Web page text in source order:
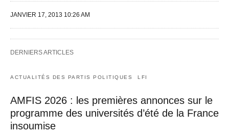
JANVIER 17, 2013 10:26 AM
DERNIERS ARTICLES
ACTUALITÉS DES PARTIS POLITIQUES LFI
AMFIS 2026 : les premières annonces sur le
programme des universités d’été de la France
insoumise